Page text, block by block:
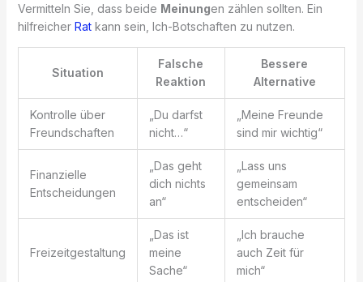
Vermitteln Sie, dass beide Meinungen zählen sollten. Ein
hilfreicher Ratkann sein, Ich-Botschaften zu nutzen.
Situation
Falsche
Reaktion
Bessere
Alternative
Kontrolle über
Freundschaften
„Du darfst
nicht…“
„Meine Freunde
sind mir wichtig“
Finanzielle
Entscheidungen
„Das geht
dich nichts
an“
„Lass uns
gemeinsam
entscheiden“
Freizeitgestaltung
„Das ist
meine
Sache“
„Ich brauche
auch Zeit für
mich“